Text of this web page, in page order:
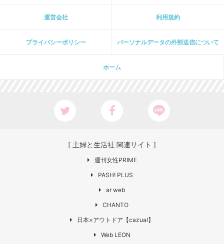
運営会社 利用規約
プライパシーポリシー パーソナルデータの外部送信について
ホーム
[ 主婦と生活社 関連サイト ]
週刊女性PRIME
PASH! PLUS
ar web
CHANTO
日本×アウトドア【cazual】
Web LEON